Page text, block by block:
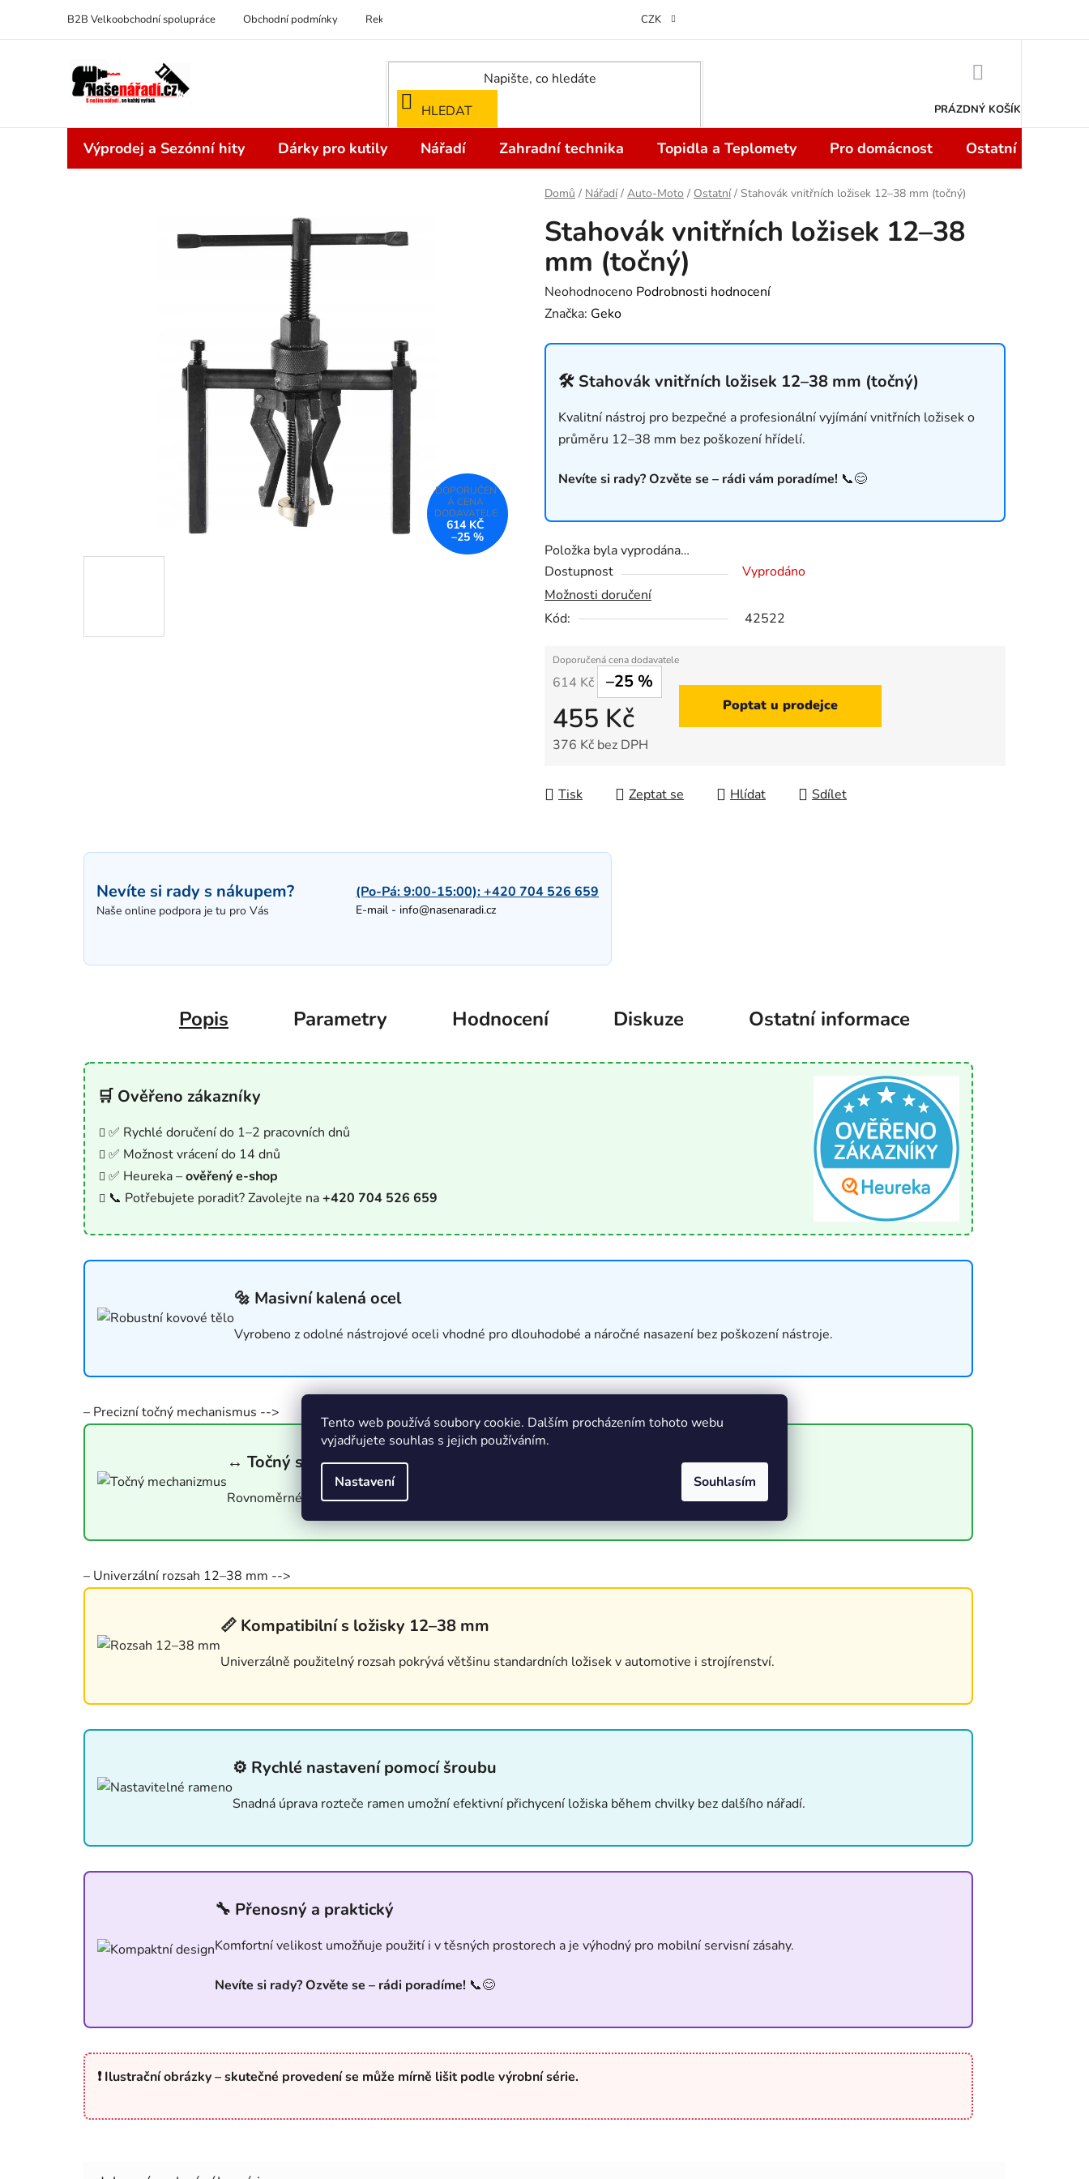
Tento web používá soubory cookie. Dalším procházením tohoto webu
vyjadřujete souhlas s jejich používáním.
Nastavení Souhlasím
obsah
B2B Velkoobchodní spolupráce Obchodní podmínky Reklamace Odstoupení od kupní smlouvy do 14 dní
CZK
HLEDAT PRÁZDNÝ KOŠÍK
Výprodej a Sezónní hity Dárky pro kutily Nářadí Zahradní technika Topidla a Teplomety Pro domácnost Ostatní
Domů / Nářadí / Auto-Moto / Ostatní / Stahovák vnitřních ložisek 12–38 mm (točný)
Stahovák vnitřních ložisek 12–38
mm (točný)
Průměrné
hodnocení
0,0
hvězdiček.
Neohodnoceno Podrobnosti hodnocení
Značka: Geko
🛠 Stahovák vnitřních ložisek 12–38 mm (točný)
Kvalitní nástroj pro bezpečné a profesionální vyjímání vnitřních ložisek o
průměru 12–38 mm bez poškození hřídelí.
Nevíte si rady? Ozvěte se – rádi vám poradíme! 📞😊
Položka byla vyprodána…
Dostupnost
Vyprodáno
Možnosti doručení
Kód:
42522
614 Kč –25 %
455 Kč
376 Kč bez DPH
Poptat u prodejce
Tisk Zeptat se Hlídat Sdílet
614 KČ
–25 %
Nevíte si rady s nákupem?
Naše online podpora je tu pro Vás
(Po-Pá: 9:00-15:00):+420 704 526 659
E-mail - info@nasenaradi.cz
Popis Parametry Hodnocení Diskuze Ostatní informace
🛒 Ověřeno zákazníky
✅ Rychlé doručení do 1–2 pracovních dnů
✅ Možnost vrácení do 14 dnů
✅ Heureka –ověřený e-shop
📞 Potřebujete poradit? Zavolejte na+420 704 526 659
🔩 Masivní kalená ocel
Vyrobeno z odolné nástrojové oceli vhodné pro dlouhodobé a náročné nasazení bez poškození nástroje.
– Precizní točný mechanismus -->
↔ Točný systém pro rovnoměrné uchopení
Rovnoměrné uchopení ložiska zabraňuje jeho deformaci a výrazně usnadňuje demontáž.
– Univerzální rozsah 12–38 mm -->
📏 Kompatibilní s ložisky 12–38 mm
Univerzálně použitelný rozsah pokrývá většinu standardních ložisek v automotive i strojírenství.
⚙ Rychlé nastavení pomocí šroubu
Snadná úprava rozteče ramen umožní efektivní přichycení ložiska během chvilky bez dalšího nářadí.
🔧 Přenosný a praktický
Komfortní velikost umožňuje použití i v těsných prostorech a je výhodný pro mobilní servisní zásahy.
Nevíte si rady? Ozvěte se – rádi poradíme! 📞😊
❗ Ilustrační obrázky – skutečné provedení se může mírně lišit podle výrobní série.